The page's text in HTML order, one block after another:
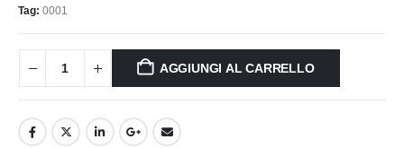
Tag: 0001
AGGIUNGI AL CARRELLO